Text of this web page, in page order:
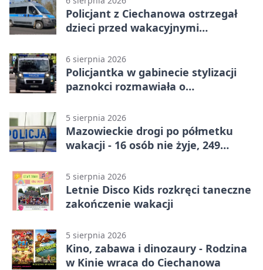
Policjant z Ciechanowa ostrzegał
dzieci przed wakacyjnymi
6 sierpnia 2026
Policjantka w gabinecie stylizacji
paznokci rozmawiała o
5 sierpnia 2026
Mazowieckie drogi po półmetku
wakacji - 16 osób nie żyje, 249
5 sierpnia 2026
Letnie Disco Kids rozkręci taneczne
zakończenie wakacji
5 sierpnia 2026
Kino, zabawa i dinozaury - Rodzina
w Kinie wraca do Ciechanowa